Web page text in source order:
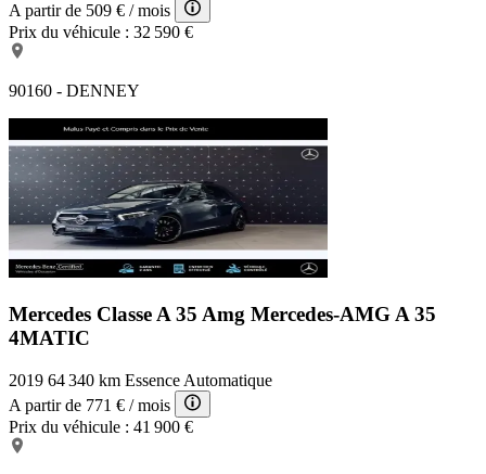
A partir de 509 € / mois
Prix du véhicule : 32 590 €
90160 - DENNEY
Mercedes Classe A 35 Amg Mercedes-AMG A 35
4MATIC
2019 64 340 km Essence Automatique
A partir de 771 € / mois
Prix du véhicule : 41 900 €